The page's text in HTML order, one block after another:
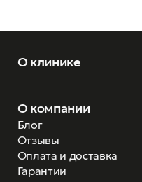
оптиков-
профессиональное
оптометристов;
О клинике
О компании
Блог
Отзывы
Оплата и доставка
Гарантии